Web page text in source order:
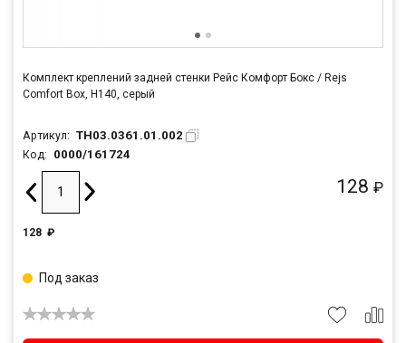
Комплект креплений задней стенки Рейс Комфорт Бокс / Rejs
Comfort Box, H140, серый
Артикул: TH03.0361.01.002
Код: 0000/161724
128 ₽
128 ₽
Под заказ